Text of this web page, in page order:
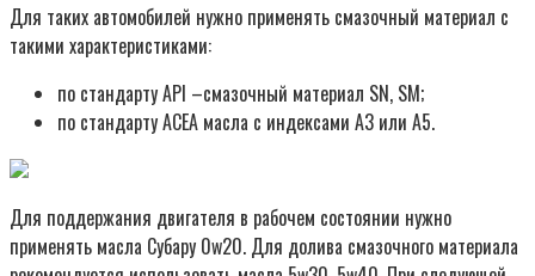
Для таких автомобилей нужно применять смазочный материал с
такими характеристиками:
по стандарту API –смазочный материал SN, SM;
по стандарту ACEA масла с индексами А3 или A5.
Для поддержания двигателя в рабочем состоянии нужно
применять масла Субару 0w20. Для долива смазочного материала